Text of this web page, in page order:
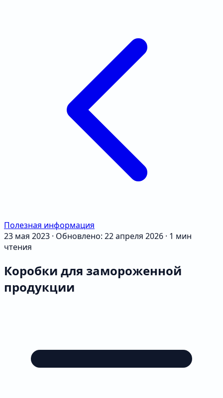
Полезная информация
23 мая 2023 · Обновлено: 22 апреля 2026 · 1 мин
чтения
Коробки для замороженной
продукции